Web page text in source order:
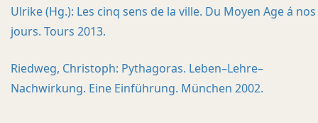
Ulrike (Hg.): Les cinq sens de la ville. Du Moyen Age á nos
jours. Tours 2013.
Riedweg, Christoph: Pythagoras. Leben–Lehre–
Nachwirkung. Eine Einführung. München 2002.